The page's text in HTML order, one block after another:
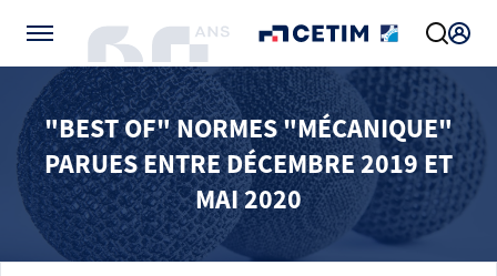
"BEST OF" NORMES "MÉCANIQUE"
PARUES ENTRE DÉCEMBRE 2019 ET
MAI 2020